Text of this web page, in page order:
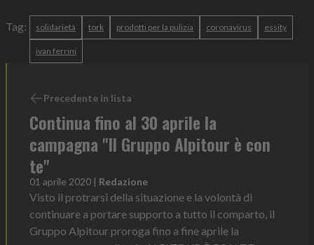
Tag: solidarietà tork prodotti per la pulizia coronavirus essity
ivan ferrini
Precedente in lista
Continua fino al 30 aprile la
campagna "Il Gruppo Alpitour è con
te"
01 aprile 2020 | Redazione
Visto il protrarsi della situazione e la volontà di
continuare a portare supporto a tutto il comparto, il
Gruppo Alpitour proroga fino a fine aprile la